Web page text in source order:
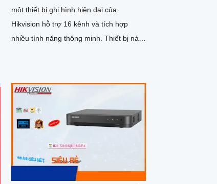
một thiết bị ghi hình hiện đại của
Hikvision hỗ trợ 16 kênh và tích hợp
nhiều tính năng thông minh. Thiết bị này